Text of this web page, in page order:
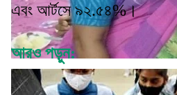
এবং আর্টসে ৯২.৫৪%।
আরও পড়ুন: